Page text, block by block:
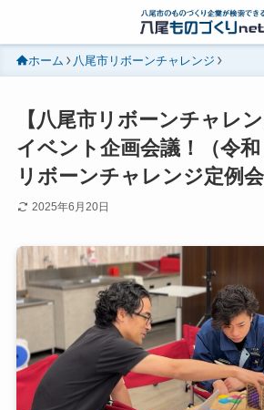
ホーム 八尾市リボーンチャレンジ
【八尾市リボーンチャレ
イベント企画会議！（令和
リボーンチャレンジ定例会
2025年6月20日